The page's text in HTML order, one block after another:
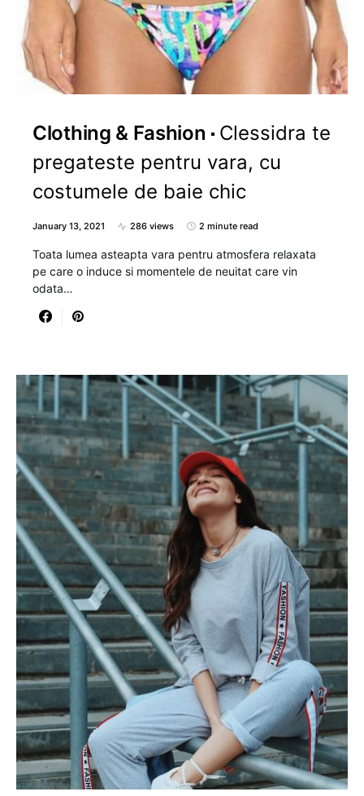
Clothing & Fashion
Clessidra te
pregateste pentru vara, cu
costumele de baie chic
January 13, 2021 286 views 2 minute read
Toata lumea asteapta vara pentru atmosfera relaxata
pe care o induce si momentele de neuitat care vin
odata…